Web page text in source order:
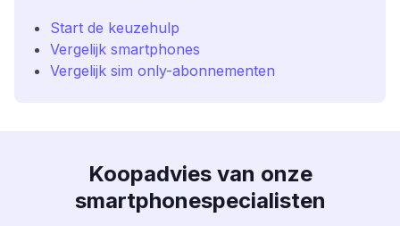
Start de keuzehulp
Vergelijk smartphones
Vergelijk sim only-abonnementen
Koopadvies van onze
smartphonespecialisten